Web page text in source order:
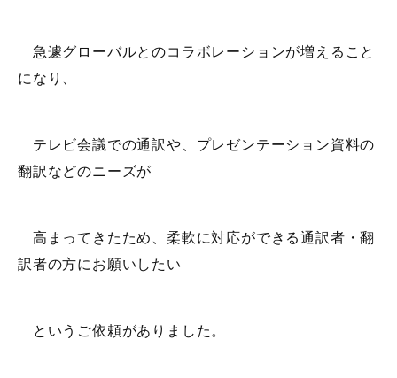
急遽グローバルとのコラボレーションが増えること
になり、
テレビ会議での通訳や、プレゼンテーション資料の
翻訳などのニーズが
高まってきたため、柔軟に対応ができる通訳者・翻
訳者の方にお願いしたい
というご依頼がありました。